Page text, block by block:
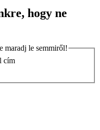
hogy ne
maradj le semmiről!
cím